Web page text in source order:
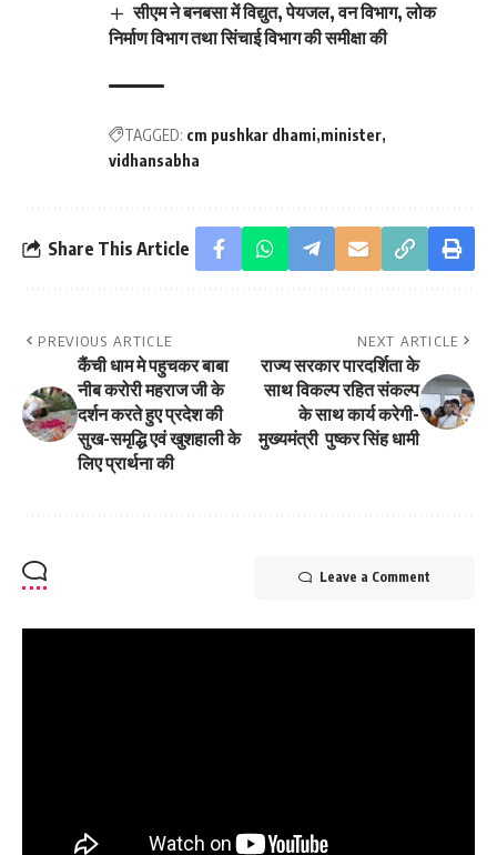
सीएम ने बनबसा में विद्युत, पेयजल, वन विभाग, लोक
निर्माण विभाग तथा सिंचाई विभाग की समीक्षा की
TAGGED: cm pushkar dhami minister
vidhansabha
Share This Article
PREVIOUS ARTICLE
कैंची धाम मे पहुचकर बाबा
नीब करोरी महराज जी के
दर्शन करते हुए प्रदेश की
सुख-समृद्धि एवं खुशहाली के
लिए प्रार्थना की
NEXT ARTICLE
राज्य सरकार पारदर्शिता के
साथ विकल्प रहित संकल्प
के साथ कार्य करेगी-
मुख्यमंत्री पुष्कर सिंह धामी
Leave a Comment